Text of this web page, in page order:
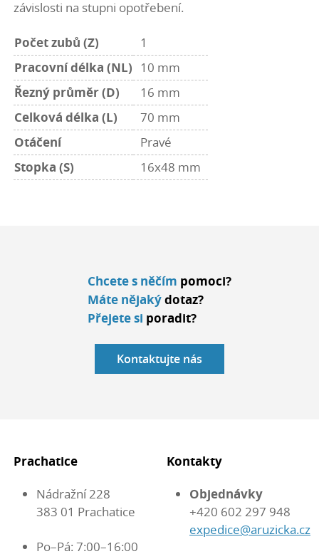
závislosti na stupni opotřebení.
Počet zubů (Z)
1
Pracovní délka (NL) 10 mm
Řezný průměr (D)
16 mm
Celková délka (L)
70 mm
Otáčení
Pravé
Stopka (S)
16x48 mm
Chcete s něčím pomoci?
Máte nějakýdotaz?
Přejete si poradit?
Kontaktujte nás
Prachatice
Nádražní 228
383 01 Prachatice
Po–Pá: 7:00–16:00
Kontakty
Objednávky
+420 602 297 948
expedice@aruzicka.cz